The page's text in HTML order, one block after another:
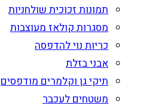
תמונות זכוכית שולחניות
מסגרות קולאז מעוצבות
כריות נוי להדפסה
אבני בזלת
תיקי גן וקלמרים מודפסים
משטחים לעכבר